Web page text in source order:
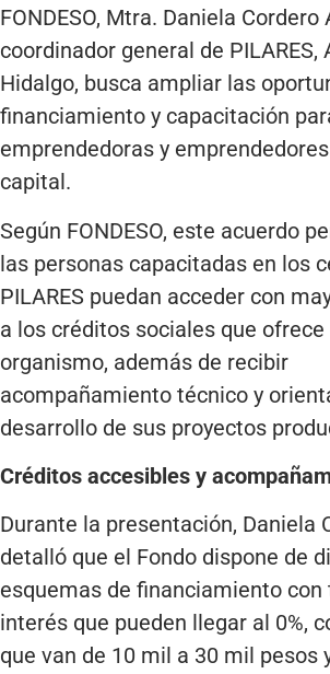
FONDESO, Mtra. Daniela Cordero
coordinador general de PILARES,
Hidalgo, busca ampliar las
financiamiento y capacitación
emprendedoras y
capital.
Según FONDESO, este acuerdo
las personas capacitadas en los
PILARES puedan acceder con
a los créditos sociales que ofrece
organismo, además de recibir
acompañamiento técnico y
desarrollo de sus proyectos
Créditos accesibles y
Durante la presentación, Daniela
detalló que el Fondo dispone de
esquemas de financiamiento con
interés que pueden llegar al 0%,
que van de 10 mil a 30 mil pesos